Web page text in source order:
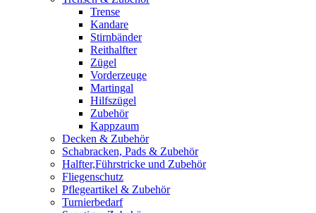
Trense
Kandare
Stirnbänder
Reithalfter
Zügel
Vorderzeuge
Martingal
Hilfszügel
Zubehör
Kappzaum
Decken & Zubehör
Schabracken, Pads & Zubehör
Halfter,Führstricke und Zubehör
Fliegenschutz
Pflegeartikel & Zubehör
Turnierbedarf